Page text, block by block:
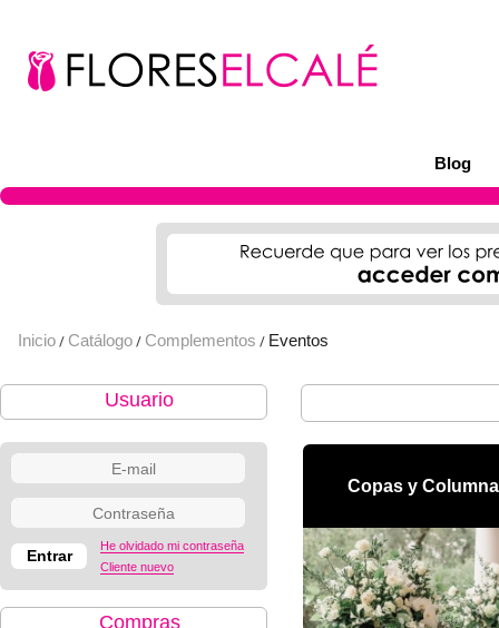
Blog
Inicio / Catálogo / Complementos / Eventos
Usuario
He olvidado mi contraseña
Cliente nuevo
Compras
Copas y